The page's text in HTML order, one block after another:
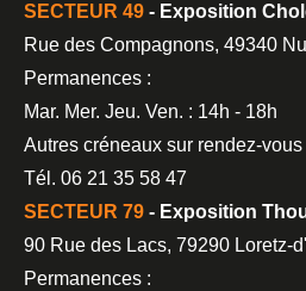
SECTEUR 49 - Exposition
Rue des Compagnons, 49340
Permanences :
Mar. Mer. Jeu. Ven. : 14h - 18h
Autres créneaux sur rendez-vous
Tél. 06 21 35 58 47
SECTEUR 79 - Exposition
90 Rue des Lacs, 79290 Loretz-
Permanences :